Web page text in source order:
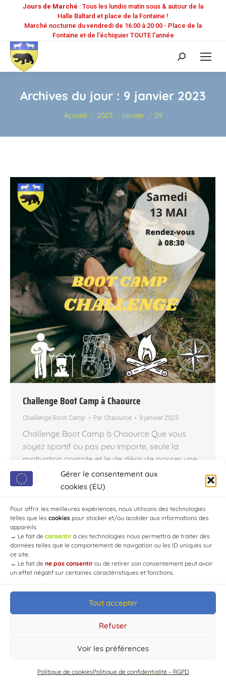
Gérer le consentement aux
cookies (EU)
Pour offrir les meilleures expériences, nous utilisons des technologies
telles que les cookies pour stocker et/ou accéder aux informations des
appareils.
→ Le fait de consentir à ces technologies nous permettra de traiter des
données telles que le comportement de navigation ou les ID uniques sur
ce site.
→ Le fait de ne pas consentir ou de retirer son consentement peut avoir
un effet négatif sur certaines caractéristiques et fonctions.
Tout accepter
Refuser
Voir les préférences
Politique de cookiesPolitique de confidentialité – RGPD
Jours de Marché : Tous les lundis matin sous & autour de la
Halle Baltard et place de la Fontaine !
Marché nocturne du vendredi de 16:00 à 20:00 - Place de la
Fontaine et de l'échiquier TOUTE l'année
Recherche
:
Archives du jour : 9 janvier 2023
Vous êtes ici :
Accueil 2023 janvier 09
Challenge Boot Camp à Chaource
Challenge Boot Camp Par Chaource 9 janvier 2023
Challenge Boot Camp à Chaource Que vous
soyez sportif ou pas peu importe, seule la
motivation compte et le de désir de passer une
belle journée à découvrir ou redécouvrir le Boot
Camp Training avec vos amis, dans la joie et la
vous amusant ! Où ça ?…
© Mairie de Chaource [2004-2024] | Tous droits réservés.
Developed byWEB3-DESIGN